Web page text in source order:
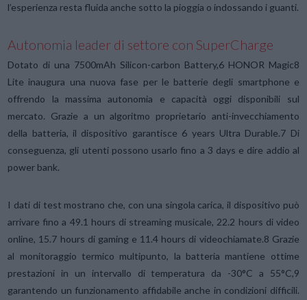
l’esperienza resta fluida anche sotto la pioggia o indossando i guanti.
Autonomia leader di settore con SuperCharge
Dotato di una 7500mAh Silicon-carbon Battery,6 HONOR Magic8
Lite inaugura una nuova fase per le batterie degli smartphone e
offrendo la massima autonomia e capacità oggi disponibili sul
mercato. Grazie a un algoritmo proprietario anti-invecchiamento
della batteria, il dispositivo garantisce 6 years Ultra Durable.7 Di
conseguenza, gli utenti possono usarlo fino a 3 days e dire addio al
power bank.
I dati di test mostrano che, con una singola carica, il dispositivo può
arrivare fino a 49.1 hours di streaming musicale, 22.2 hours di video
online, 15.7 hours di gaming e 11.4 hours di videochiamate.8 Grazie
al monitoraggio termico multipunto, la batteria mantiene ottime
prestazioni in un intervallo di temperatura da -30°C a 55°C,9
garantendo un funzionamento affidabile anche in condizioni difficili.